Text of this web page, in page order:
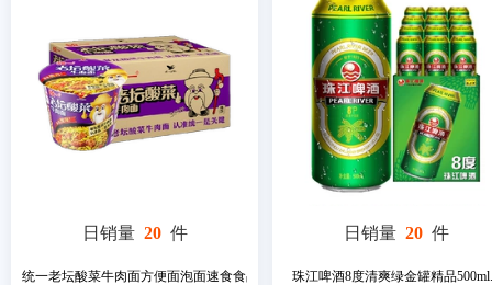
日销量 20 件
统一老坛酸菜牛肉面方便面泡面速食食品...
日销量 20 件
珠江啤酒8度清爽绿金罐精品